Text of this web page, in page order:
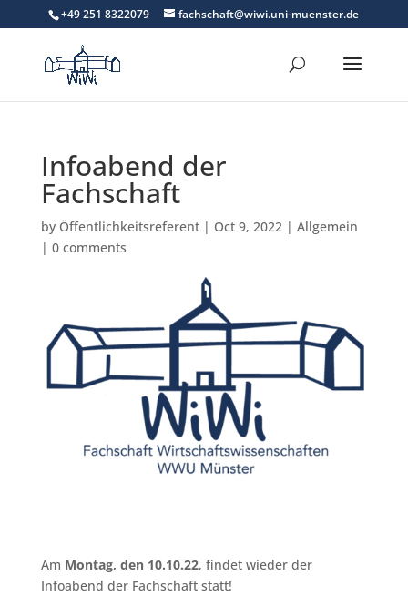
+49 251 8322079 fachschaft@wiwi.uni-muenster.de
Infoabend der
Fachschaft
by Öffentlichkeitsreferent| Oct 9, 2022| Allgemein
| 0 comments
Am Montag, den 10.10.22, findet wieder der
Infoabend der Fachschaft statt!